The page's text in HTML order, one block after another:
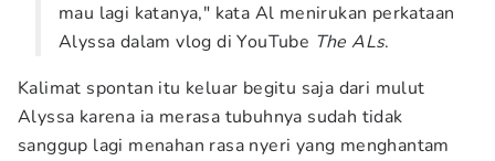
mau lagi katanya," kata Al menirukan perkataan
Alyssa dalam vlog di YouTube The ALs.
Kalimat spontan itu keluar begitu saja dari mulut
Alyssa karena ia merasa tubuhnya sudah tidak
sanggup lagi menahan rasa nyeri yang menghantam